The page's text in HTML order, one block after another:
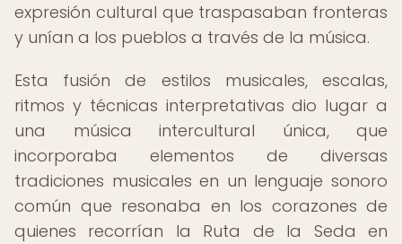
expresión cultural que traspasaban fronteras
y unían a los pueblos a través de la música.
Esta fusión de estilos musicales, escalas,
ritmos y técnicas interpretativas dio lugar a
una música intercultural única, que
incorporaba elementos de diversas
tradiciones musicales en un lenguaje sonoro
común que resonaba en los corazones de
quienes recorrían la Ruta de la Seda en